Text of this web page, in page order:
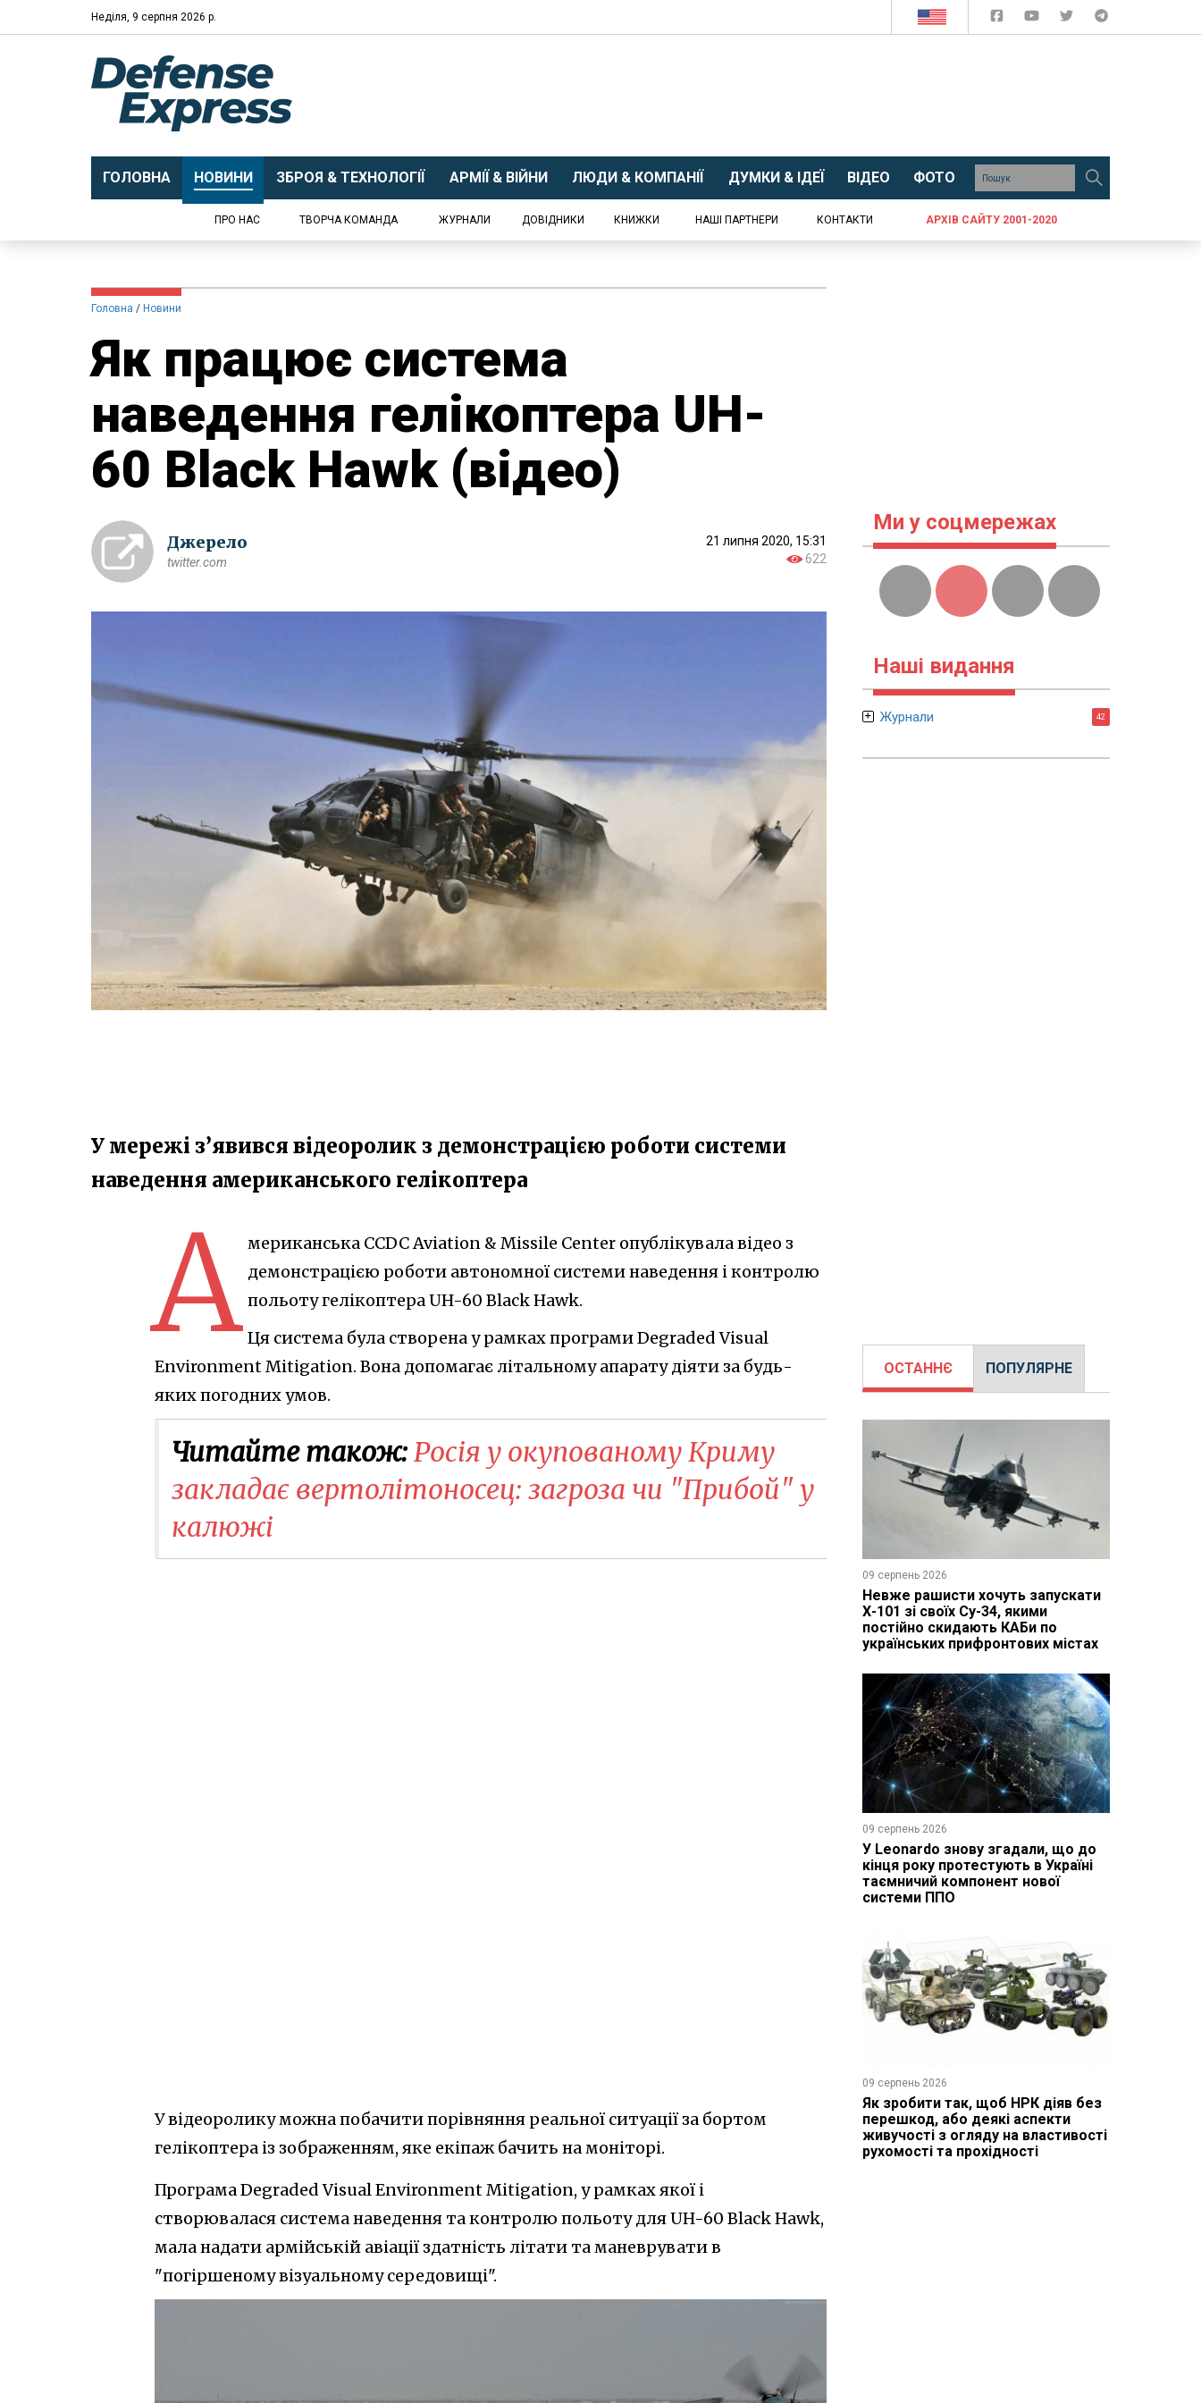
Неділя, 9 серпня 2026 р.
ГОЛОВНА НОВИНИ ЗБРОЯ & ТЕХНОЛОГІЇ АРМІЇ & ВІЙНИ ЛЮДИ & КОМПАНІЇ ДУМКИ & ІДЕЇ ВІДЕО ФОТО
ПРО НАС ТВОРЧА КОМАНДА ЖУРНАЛИ ДОВІДНИКИ КНИЖКИ НАШІ ПАРТНЕРИ КОНТАКТИ АРХІВ САЙТУ 2001-2020
Головна Новини
Як працює система
наведення гелікоптера UH-
60 Black Hawk (відео)
Джерело
twitter.com
21 липня 2020, 15:31
622
У мережі з’явився відеоролик з демонстрацією роботи системи
наведення американського гелікоптера
А мериканська CCDC Aviation & Missile Center опублікувала відео з
демонстрацією роботи автономної системи наведення і контролю
польоту гелікоптера UH-60 Black Hawk.
Ця система була створена у рамках програми Degraded Visual
Environment Mitigation. Вона допомагає літальному апарату діяти за будь-
яких погодних умов.
Читайте також:​Росія у окупованому Криму
закладає вертолітоносец: загроза чи "Прибой" у
калюжі
У відеоролику можна побачити порівняння реальної ситуації за бортом
гелікоптера із зображенням, яке екіпаж бачить на моніторі.
Програма Degraded Visual Environment Mitigation, у рамках якої і
створювалася система наведення та контролю польоту для UH-60 Black Hawk,
мала надати армійській авіації здатність літати та маневрувати в
"погіршеному візуальному середовищі".
Ми у соцмережах
Наші видання
Журнали 42
ОСТАННЄ ПОПУЛЯРНЕ
09 серпень 2026
Невже рашисти хочуть запускати
Х-101 зі своїх Су-34, якими
постійно скидають КАБи по
українських прифронтових містах
09 серпень 2026
У Leonardo знову згадали, що до
кінця року протестують в Україні
таємничий компонент нової
системи ППО
09 серпень 2026
Як зробити так, щоб НРК діяв без
перешкод, або деякі аспекти
живучості з огляду на властивості
рухомості та прохідності